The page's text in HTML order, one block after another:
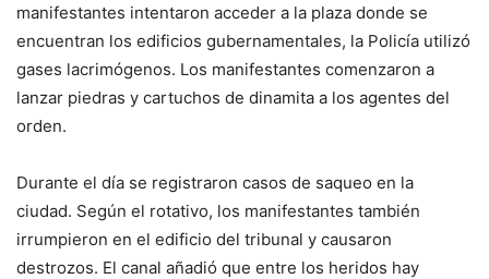
manifestantes intentaron acceder a la plaza donde se
encuentran los edificios gubernamentales, la Policía utilizó
gases lacrimógenos. Los manifestantes comenzaron a
lanzar piedras y cartuchos de dinamita a los agentes del
orden.
Durante el día se registraron casos de saqueo en la
ciudad. Según el rotativo, los manifestantes también
irrumpieron en el edificio del tribunal y causaron
destrozos. El canal añadió que entre los heridos hay